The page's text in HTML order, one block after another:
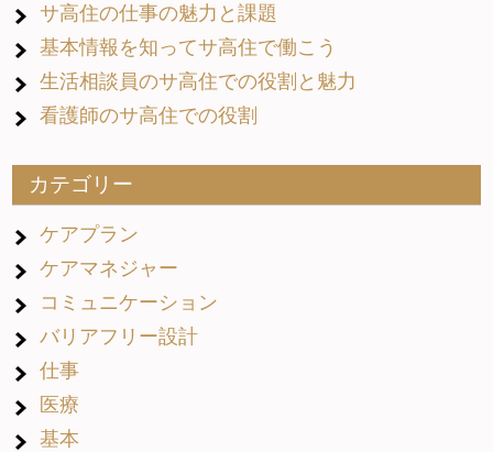
サ高住の仕事の魅力と課題
基本情報を知ってサ高住で働こう
生活相談員のサ高住での役割と魅力
看護師のサ高住での役割
カテゴリー
ケアプラン
ケアマネジャー
コミュニケーション
バリアフリー設計
仕事
医療
基本